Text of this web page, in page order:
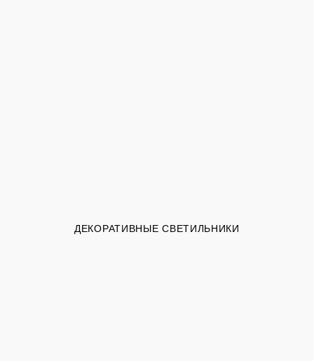
ДЕКОРАТИВНЫЕ СВЕТИЛЬНИКИ